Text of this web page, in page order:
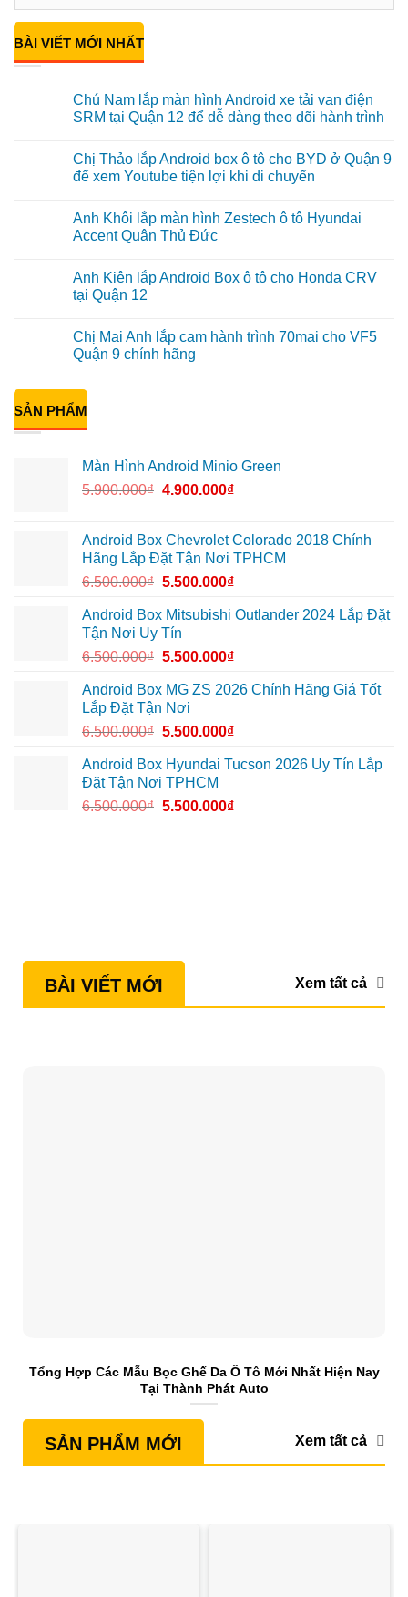
BÀI VIẾT MỚI NHẤT
Chú Nam lắp màn hình Android xe tải van điện
SRM tại Quận 12 để dễ dàng theo dõi hành trình
bình
luận
ở
lắp
màn
hình
tải
van
điện
Quận
12
để
theo
dõi
hành
trình
Chị Thảo lắp Android box ô tô cho BYD ở Quận 9
để xem Youtube tiện lợi khi di chuyển
bình
luận
ở
lắp
Android
box
cho
BYD
ở
xem
Youtube
tiện
Anh Khôi lắp màn hình Zestech ô tô Hyundai
Accent Quận Thủ Đức
bình
luận
ở
lắp
màn
hình
Hyundai
Accent
Quận
Anh Kiên lắp Android Box ô tô cho Honda CRV
tại Quận 12
bình
luận
ở
Android
Box
ô
Honda
Chị Mai Anh lắp cam hành trình 70mai cho VF5
Quận 9 chính hãng
bình
luận
ở
Chị
hành
VF5
hãng
SẢN PHẨM
Màn Hình Android Minio Green
5.900.000₫ 4.900.000₫
Android Box Chevrolet Colorado 2018 Chính
Hãng Lắp Đặt Tận Nơi TPHCM
6.500.000₫ 5.500.000₫
Android Box Mitsubishi Outlander 2024 Lắp Đặt
Tận Nơi Uy Tín
6.500.000₫ 5.500.000₫
Android Box MG ZS 2026 Chính Hãng Giá Tốt
Lắp Đặt Tận Nơi
6.500.000₫ 5.500.000₫
Android Box Hyundai Tucson 2026 Uy Tín Lắp
Đặt Tận Nơi TPHCM
6.500.000₫ 5.500.000₫
BÀI VIẾT MỚI Xem tất cả
Tổng Hợp Các Mẫu Bọc Ghế Da Ô Tô Mới Nhất Hiện Nay
Tại Thành Phát Auto
SẢN PHẨM MỚI Xem tất cả